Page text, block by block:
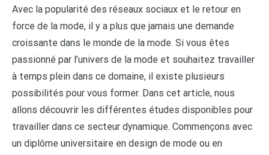
Avec la popularité des réseaux sociaux et le retour en
force de la mode, il y a plus que jamais une demande
croissante dans le monde de la mode. Si vous êtes
passionné par l’univers de la mode et souhaitez travailler
à temps plein dans ce domaine, il existe plusieurs
possibilités pour vous former. Dans cet article, nous
allons découvrir les différentes études disponibles pour
travailler dans ce secteur dynamique. Commençons avec
un diplôme universitaire en design de mode ou en